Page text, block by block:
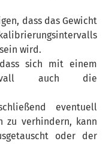
dass das Gewicht
wird.
sich mit einem
auch die
eventuell
zu verhindern, kann
oder der